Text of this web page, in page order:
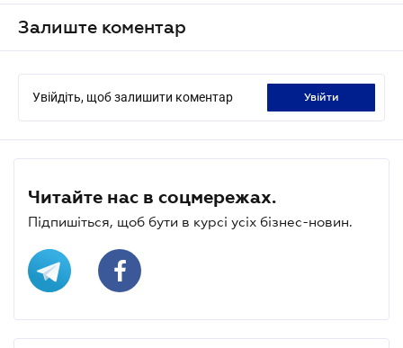
Залиште коментар
Увійдіть, щоб залишити коментар увійти
Читайте нас в соцмережах.
Підпишіться, щоб бути в курсі усіх бізнес-новин.